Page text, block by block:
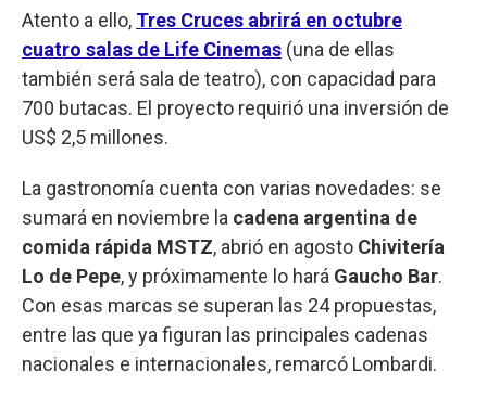
Atento a ello, Tres Cruces abrirá en octubre
cuatro salas de Life Cinemas (una de ellas
también será sala de teatro), con capacidad para
700 butacas. El proyecto requirió una inversión de
US$ 2,5 millones.
La gastronomía cuenta con varias novedades: se
sumará en noviembre la cadena argentina de
comida rápida MSTZ, abrió en agosto Chivitería
Lo de Pepe, y próximamente lo hará Gaucho Bar.
Con esas marcas se superan las 24 propuestas,
entre las que ya figuran las principales cadenas
nacionales e internacionales, remarcó Lombardi.